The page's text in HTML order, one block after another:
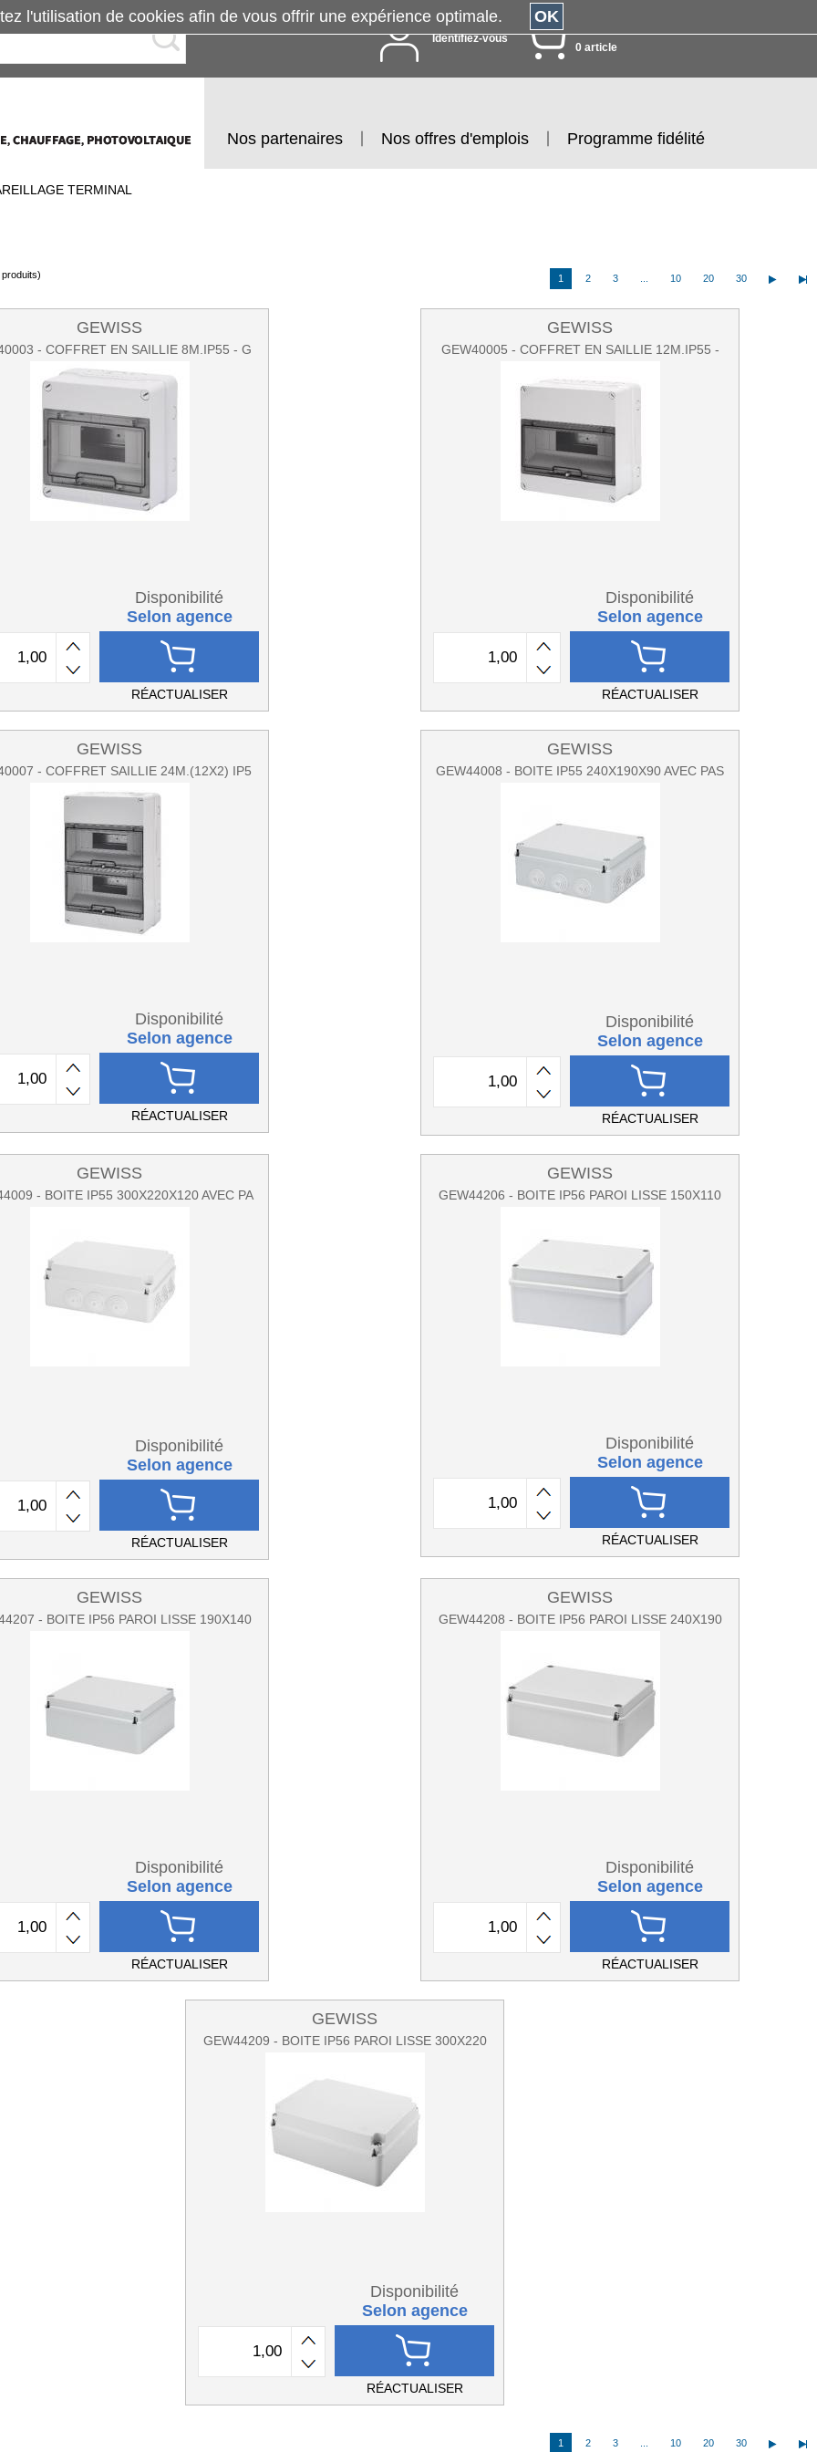
Identifiez-vous
0 article
Nos partenaires Nos offres d'emplois Programme fidélité
TERMINAL
produits) 1 2 3 10 20 30
GEWISS
- COFFRET EN SAILLIE 8M.IP55 - G
Disponibilité
Selon agence
RÉACTUALISER
GEWISS
GEW40005 - COFFRET EN SAILLIE 12M.IP55 -
Disponibilité
Selon agence
RÉACTUALISER
GEWISS
- COFFRET SAILLIE 24M.(12X2) IP5
Disponibilité
Selon agence
RÉACTUALISER
GEWISS
GEW44008 - BOITE IP55 240X190X90 AVEC PAS
Disponibilité
Selon agence
RÉACTUALISER
GEWISS
- BOITE IP55 300X220X120 AVEC PA
Disponibilité
Selon agence
RÉACTUALISER
GEWISS
GEW44206 - BOITE IP56 PAROI LISSE 150X110
Disponibilité
Selon agence
RÉACTUALISER
GEWISS
- BOITE IP56 PAROI LISSE 190X140
Disponibilité
Selon agence
RÉACTUALISER
GEWISS
GEW44208 - BOITE IP56 PAROI LISSE 240X190
Disponibilité
Selon agence
RÉACTUALISER
GEWISS
GEW44209 - BOITE IP56 PAROI LISSE 300X220
Disponibilité
Selon agence
RÉACTUALISER
1 2 3 10 20 30
l'utilisation de cookies afin de vous offrir une expérience optimale. OK